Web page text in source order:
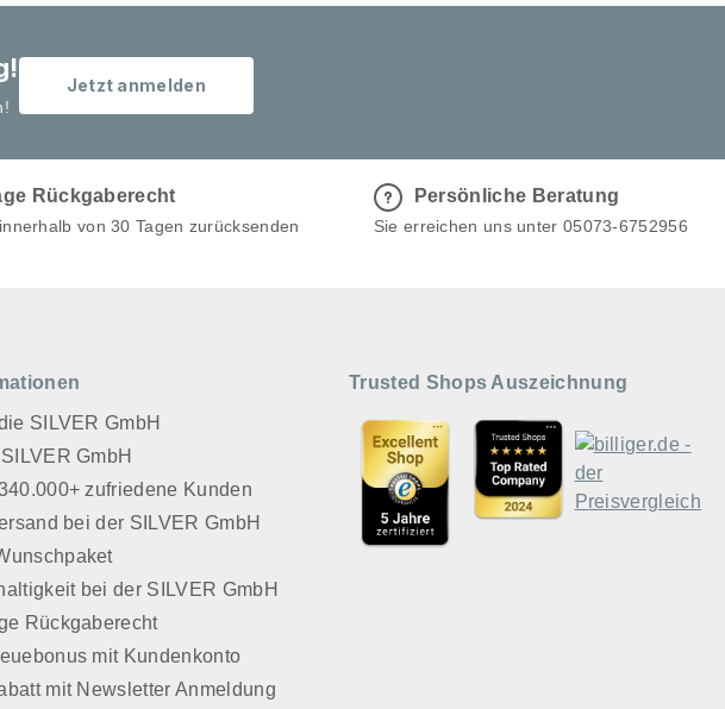
Jetzt anmelden
Rückgaberecht
von 30 Tagen zurücksenden
Persönliche Beratung
Sie erreichen uns unter 05073-6752956
SILVER GmbH
GmbH
zufriedene Kunden
bei der SILVER GmbH
bei der SILVER GmbH
Rückgaberecht
mit Kundenkonto
mit Newsletter Anmeldung
Trusted Shops Auszeichnung